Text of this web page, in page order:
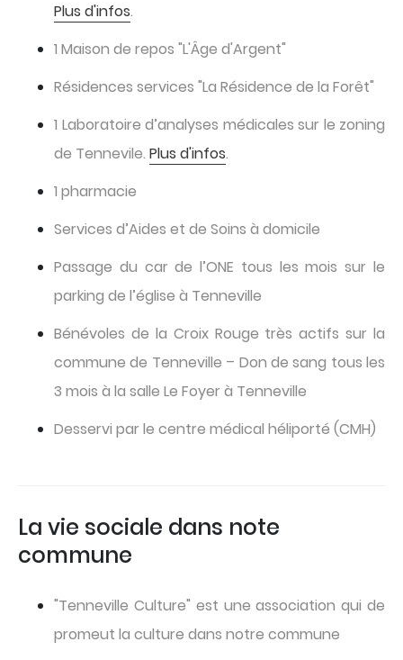
Plus d'infos.
1 Maison de repos "L'Âge d'Argent"
Résidences services "La Résidence de la Forêt"
1 Laboratoire d’analyses médicales sur le zoning
de Tennevile. Plus d'infos.
1 pharmacie
Services d’Aides et de Soins à domicile
Passage du car de l’ONE tous les mois sur le
parking de l’église à Tenneville
Bénévoles de la Croix Rouge très actifs sur la
commune de Tenneville – Don de sang tous les
3 mois à la salle Le Foyer à Tenneville
Desservi par le centre médical héliporté (CMH)
La vie sociale dans note
commune
"Tenneville Culture" est une association qui de
promeut la culture dans notre commune